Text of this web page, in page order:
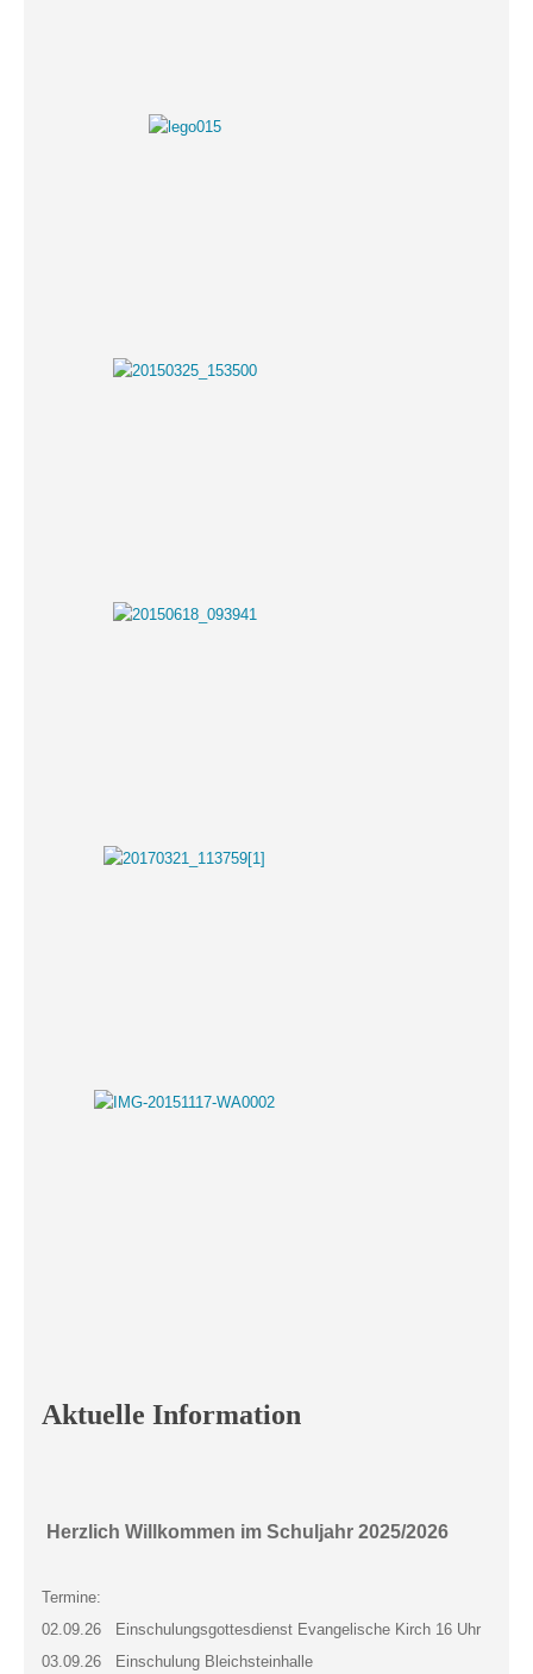
Aktuelle Information
Herzlich Willkommen im Schuljahr 2025/2026
Termine:
02.09.26 Einschulungsgottesdienst Evangelische Kirch 16 Uhr
03.09.26 Einschulung Bleichsteinhalle